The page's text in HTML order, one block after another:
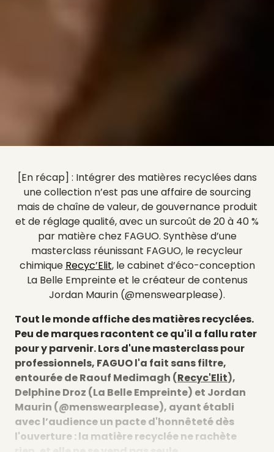
[En récap] : Intégrer des matières recyclées dans
une collection n’est pas une affaire de sourcing
mais de chaîne de valeur, de gouvernance produit
et de réglage qualité, avec un surcoût de 20 à 40 %
par matière chez FAGUO. Synthèse d’une
masterclass réunissant FAGUO, le recycleur
chimique Recyc’Elit, le cabinet d’éco-conception
La Belle Empreinte et le créateur de contenus
Jordan Maurin (@menswearplease).
Tout le monde affiche des matières recyclées.
Peu de marques racontent ce qu'il a fallu rater
pour y parvenir. Lors d'une masterclass pour
professionnels, FAGUO l'a fait sans filtre,
entourée de Raouf Medimagh (Recyc'Elit),
Delphine Droz (La Belle Empreinte) et Jordan
Maurin (@menswearplease), ayant établi
avec l’audience un pacte d'honnêteté dès
l'ouverture : la matière recyclée ne rachète